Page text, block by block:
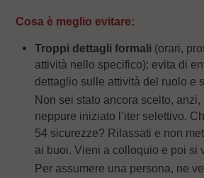
Cosa è meglio evitare:
Troppi dettagli formali (orari,
attività nello specifico): evita di
dettaglio sulle attività del ruolo e
Non sei stato ancora scelto,
neppure iniziato l’iter selettivo.
54 sicurezze? Rilassati e non
ai buoi. Vieni a colloquio e poi si
Per assumere una persona, ne